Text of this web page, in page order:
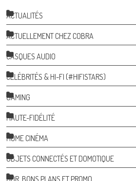
ACTUALITÉS
ACTUELLEMENT CHEZ COBRA
CASQUES AUDIO
CÉLÉBRITÉS & HI-FI (#HIFISTARS)
GAMING
HAUTE-FIDÉLITÉ
HOME CINÉMA
OBJETS CONNECTÉS ET DOMOTIQUE
ODR, BONS PLANS ET PROMO…